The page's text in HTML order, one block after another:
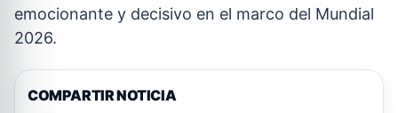
emocionante y decisivo en el marco del Mundial
2026.
COMPARTIR NOTICIA